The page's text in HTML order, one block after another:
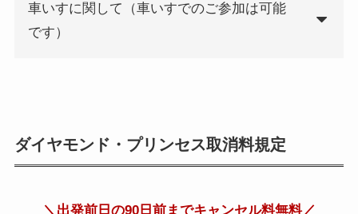
車いすに関して（車いすでのご参加は可能
です）
ダイヤモンド・プリンセス取消料規定
＼出発前日の90日前までキャンセル料無料／